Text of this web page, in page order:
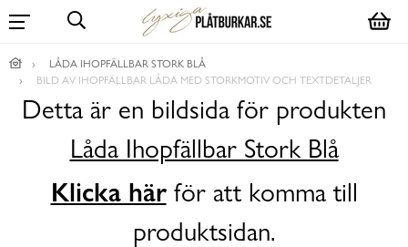
LÅDA IHOPFÄLLBAR STORK BLÅ
BILD AV IHOPFÄLLBAR LÅDA MED STORKMOTIV OCH TEXTDETALJER
Detta är en bildsida för produkten
Låda Ihopfällbar Stork Blå
Klicka härför att komma till
produktsidan.